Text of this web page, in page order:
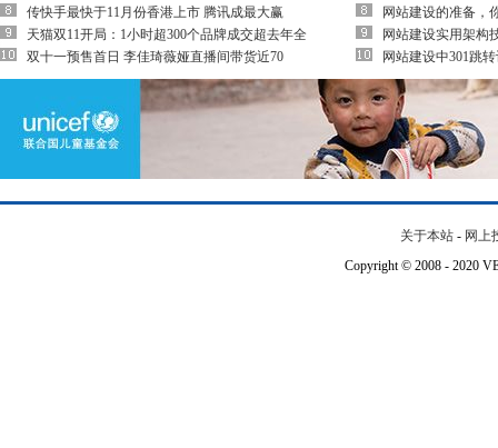
传快手最快于11月份香港上市 腾讯成最大赢
天猫双11开局：1小时超300个品牌成交超去年全
双十一预售首日 李佳琦薇娅直播间带货近70
网站建设的准备，
网站建设实用架构
网站建设中301跳
关于本站 - 网上
Copyright © 2008 - 2020